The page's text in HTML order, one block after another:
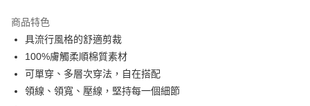
Apple Pay
街口支付
悠遊付
商品特色
具流行風格的舒適剪裁
100%膚觸柔順棉質素材
可單穿、多層次穿法，自在搭配
領線、領寬、壓線，堅持每一個細節